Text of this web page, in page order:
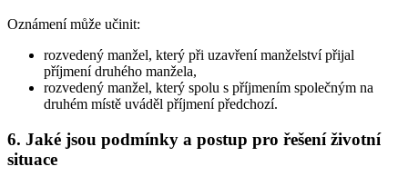
Oznámení může učinit:
rozvedený manžel, který při uzavření manželství přijal
příjmení druhého manžela,
rozvedený manžel, který spolu s příjmením společným na
druhém místě uváděl příjmení předchozí.
6. Jaké jsou podmínky a postup pro řešení životní
situace